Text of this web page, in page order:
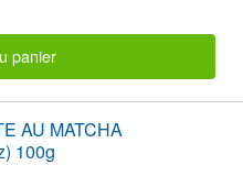
panier
AU MATCHA
100g